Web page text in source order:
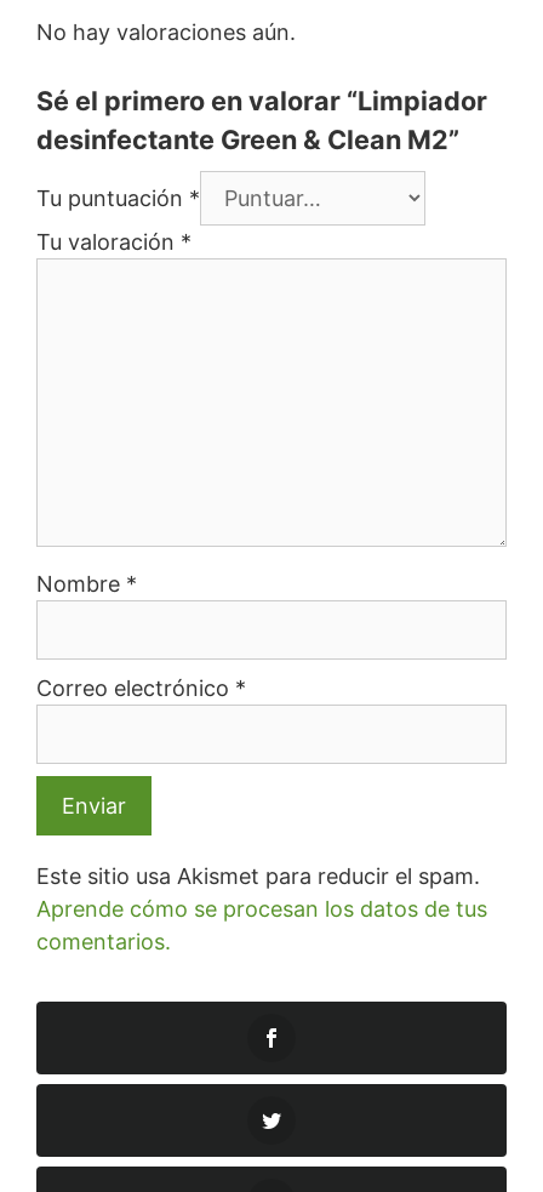
No hay valoraciones aún.
Sé el primero en valorar “Limpiador
desinfectante Green & Clean M2”
Tu puntuación *
Tu valoración *
Nombre *
Correo electrónico *
Este sitio usa Akismet para reducir el spam.
Aprende cómo se procesan los datos de tus
comentarios.